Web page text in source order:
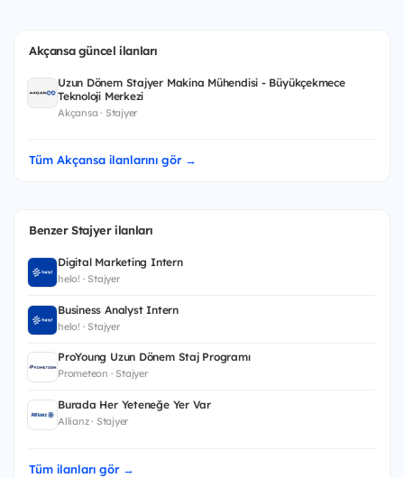
Akçansa güncel ilanları
Uzun Dönem Stajyer Makina Mühendisi - Büyükçekmece
Teknoloji Merkezi
Akçansa · Stajyer
Tüm Akçansa ilanlarını gör →
Benzer Stajyer ilanları
Digital Marketing Intern
helo! · Stajyer
Business Analyst Intern
helo! · Stajyer
ProYoung Uzun Dönem Staj Programı
Prometeon · Stajyer
Burada Her Yeteneğe Yer Var
Allianz · Stajyer
Tüm ilanları gör →